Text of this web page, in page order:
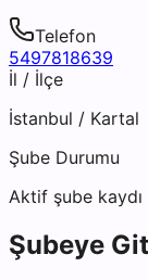
Telefon
5497818639
İl / İlçe
İstanbul / Kartal
Şube Durumu
Aktif şube
Şubeye